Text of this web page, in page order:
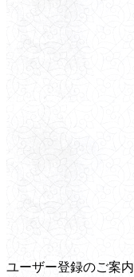
ユーザー登録のご案内